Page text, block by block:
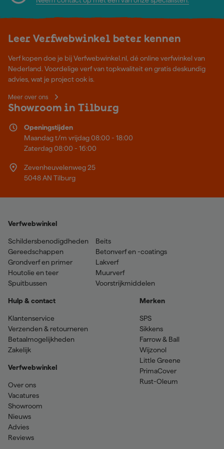
Leer Verfwebwinkel beter kennen
Verf kopen doe je bij Verfwebwinkel.nl, dé online verfwinkel van
Nederland. Voordelige verf van topkwaliteit en gratis deskundig
advies, wat je project ook is.
Meer over ons
Showroom in Tilburg
Openingstijden
Maandag t/m vrijdag 08:00 - 18:00
Zaterdag 08:00 - 16:00
Zevenheuvelenweg 25
5048 AN Tilburg
Verfwebwinkel
Schildersbenodigdheden
Gereedschappen
Grondverf en primer
Houtolie en teer
Spuitbussen
Beits
Betonverf en -coatings
Lakverf
Muurverf
Voorstrijkmiddelen
Hulp & contact
Klantenservice
Verzenden & retourneren
Betaalmogelijkheden
Zakelijk
Verfwebwinkel
Over ons
Vacatures
Showroom
Nieuws
Advies
Reviews
Merken
SPS
Sikkens
Farrow & Ball
Wijzonol
Little Greene
PrimaCover
Rust-Oleum